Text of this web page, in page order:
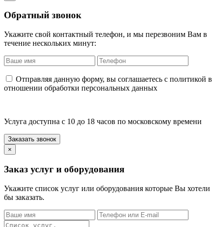
Обратный звонок
Укажите свой контактный телефон, и мы перезвоним Вам в
течение нескольких минут:
Отправляя данную форму, вы соглашаетесь с политикой в
отношении обработки персональных данных
Услуга доступна с 10 до 18 часов по московскому времени
×
Заказ услуг и оборудования
Укажите список услуг или оборудования которые Вы хотели
бы заказать.